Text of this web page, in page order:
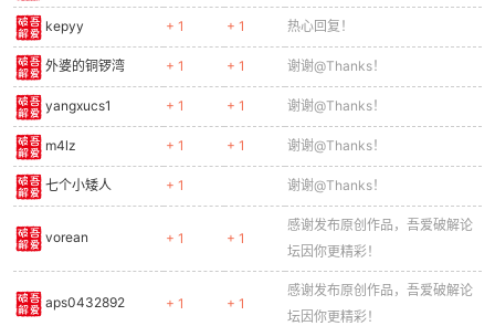
kepyy + 1 + 1 热心回复！
外婆的铜锣湾 + 1 + 1 谢谢@Thanks！
yangxucs1 + 1 + 1 谢谢@Thanks！
m4lz + 1 + 1 谢谢@Thanks！
七个小矮人 + 1 谢谢@Thanks！
vorean + 1 + 1
感谢发布原创作品，吾爱破解论
坛因你更精彩！
aps0432892 + 1 + 1
感谢发布原创作品，吾爱破解论
坛因你更精彩！